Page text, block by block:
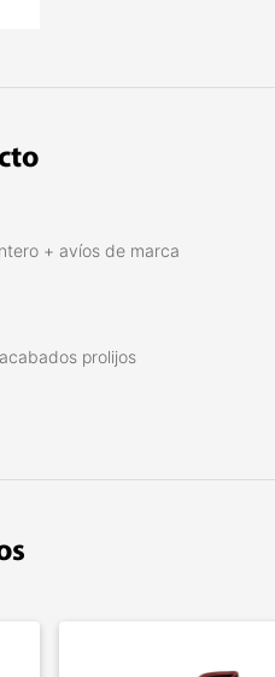
+ avíos de marca
prolijos